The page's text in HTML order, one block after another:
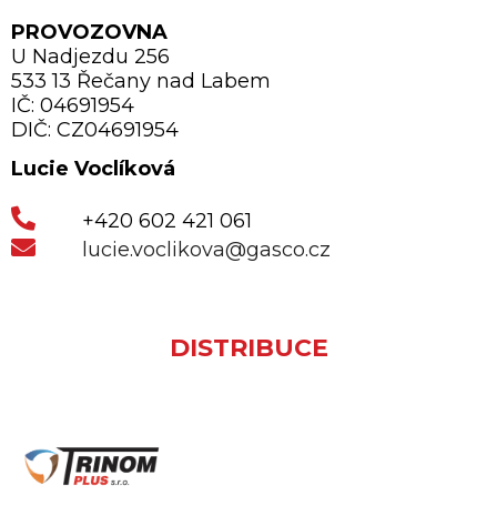
PROVOZOVNA
U Nadjezdu 256
533 13 Řečany nad Labem
IČ: 04691954
DIČ: CZ04691954
Lucie Voclíková
+420 602 421 061
lucie.voclikova@gasco.cz
DISTRIBUCE